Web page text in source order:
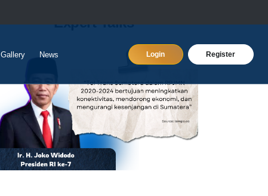
Gallery News Login Register
Expert Talks